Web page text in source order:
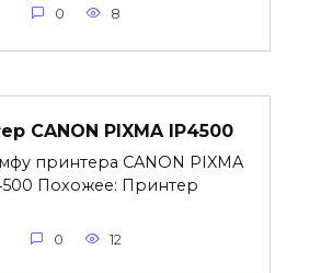
0 8
CANON PIXMA IP4500
принтера CANON PIXMA
Похожее: Принтер
0 12